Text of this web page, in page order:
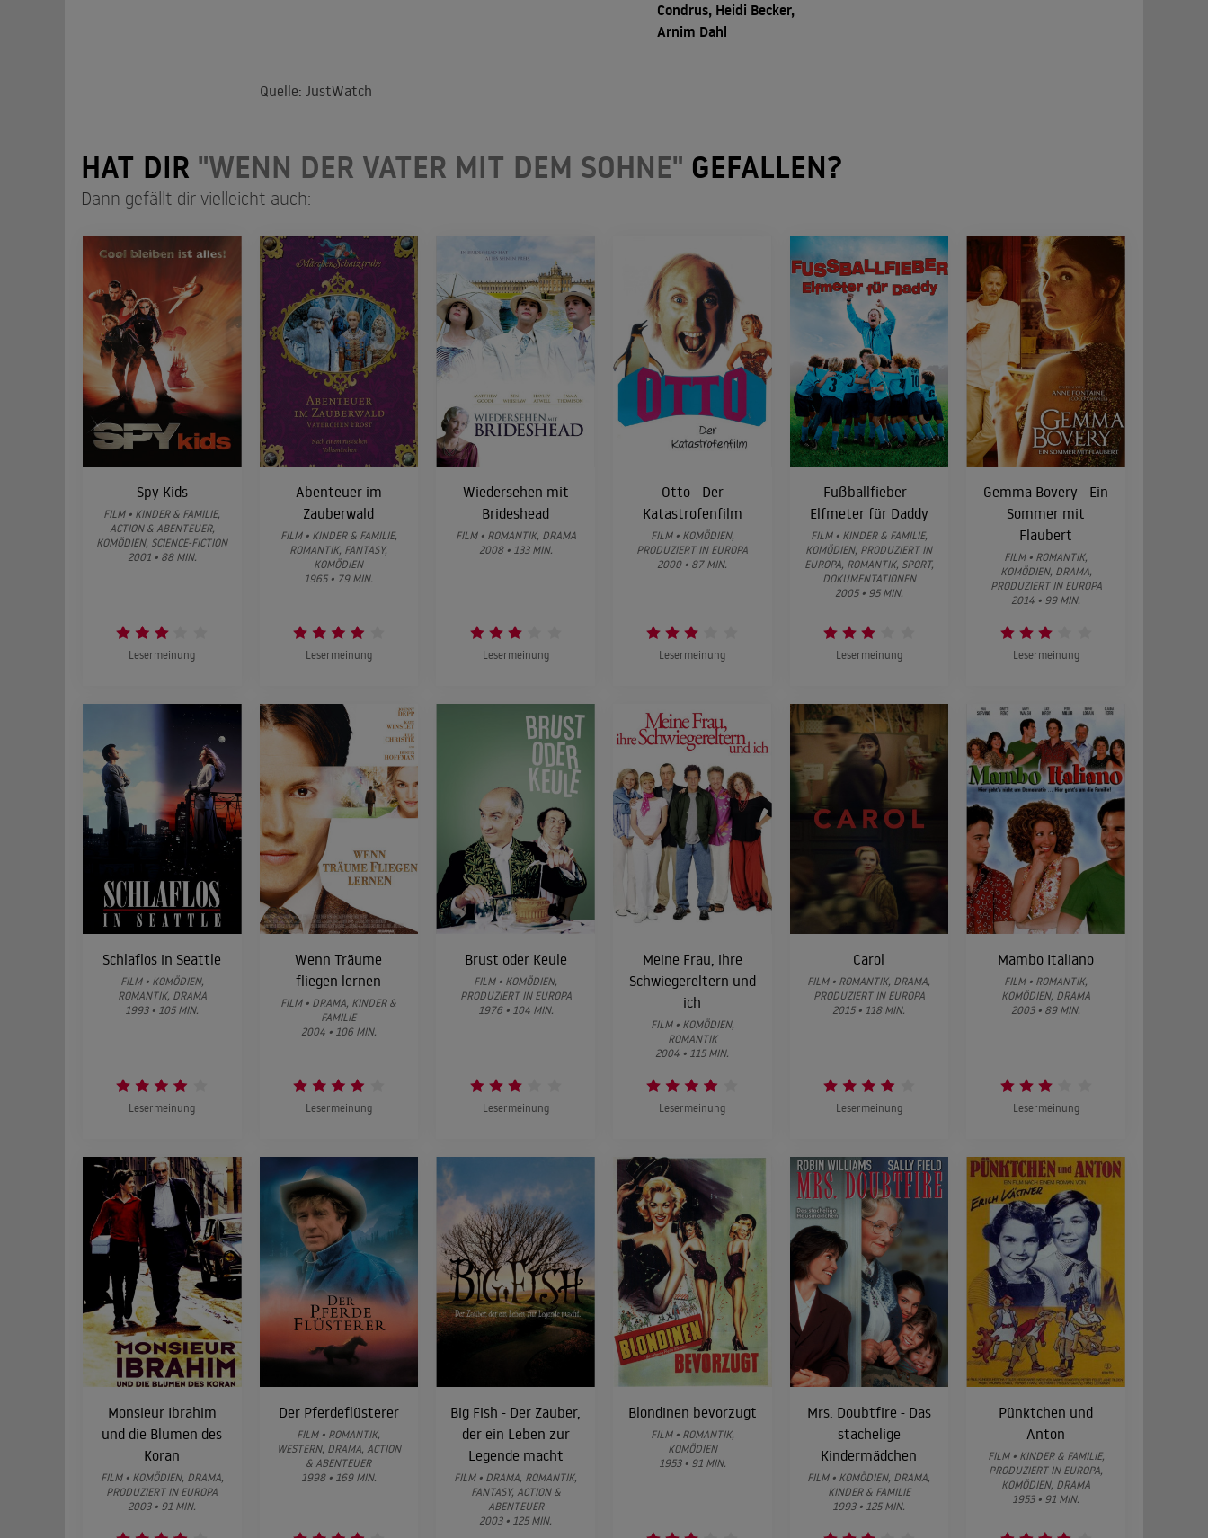
Condrus, Heidi Becker,
Arnim Dahl
Quelle: JustWatch
HAT DIR "WENN DER VATER MIT DEM SOHNE" GEFALLEN?
Dann gefällt dir vielleicht auch:
Spy Kids
FILM • KINDER & FAMILIE,
ACTION & ABENTEUER,
KOMÖDIEN, SCIENCE-FICTION
2001 • 88 MIN.
Lesermeinung
Abenteuer im
Zauberwald
FILM • KINDER & FAMILIE,
ROMANTIK, FANTASY,
KOMÖDIEN
1965 • 79 MIN.
Lesermeinung
Wiedersehen mit
Brideshead
FILM • ROMANTIK, DRAMA
2008 • 133 MIN.
Lesermeinung
Otto - Der
Katastrofenfilm
FILM • KOMÖDIEN,
PRODUZIERT IN EUROPA
2000 • 87 MIN.
Lesermeinung
Fußballfieber -
Elfmeter für Daddy
FILM • KINDER & FAMILIE,
KOMÖDIEN, PRODUZIERT IN
EUROPA, ROMANTIK, SPORT,
DOKUMENTATIONEN
2005 • 95 MIN.
Lesermeinung
Gemma Bovery - Ein
Sommer mit
Flaubert
FILM • ROMANTIK,
KOMÖDIEN, DRAMA,
PRODUZIERT IN EUROPA
2014 • 99 MIN.
Lesermeinung
Schlaflos in Seattle
FILM • KOMÖDIEN,
ROMANTIK, DRAMA
1993 • 105 MIN.
Lesermeinung
Wenn Träume
fliegen lernen
FILM • DRAMA, KINDER &
FAMILIE
2004 • 106 MIN.
Lesermeinung
Brust oder Keule
FILM • KOMÖDIEN,
PRODUZIERT IN EUROPA
1976 • 104 MIN.
Lesermeinung
Meine Frau, ihre
Schwiegereltern und
ich
FILM • KOMÖDIEN,
ROMANTIK
2004 • 115 MIN.
Lesermeinung
Carol
FILM • ROMANTIK, DRAMA,
PRODUZIERT IN EUROPA
2015 • 118 MIN.
Lesermeinung
Mambo Italiano
FILM • ROMANTIK,
KOMÖDIEN, DRAMA
2003 • 89 MIN.
Lesermeinung
Monsieur Ibrahim
und die Blumen des
Koran
FILM • KOMÖDIEN, DRAMA,
PRODUZIERT IN EUROPA
2003 • 91 MIN.
Der Pferdeflüsterer
FILM • ROMANTIK,
WESTERN, DRAMA, ACTION
& ABENTEUER
1998 • 169 MIN.
Big Fish - Der Zauber,
der ein Leben zur
Legende macht
FILM • DRAMA, ROMANTIK,
FANTASY, ACTION &
ABENTEUER
2003 • 125 MIN.
Blondinen bevorzugt
FILM • ROMANTIK,
KOMÖDIEN
1953 • 91 MIN.
Mrs. Doubtfire - Das
stachelige
Kindermädchen
FILM • KOMÖDIEN, DRAMA,
KINDER & FAMILIE
1993 • 125 MIN.
Pünktchen und
Anton
FILM • KINDER & FAMILIE,
PRODUZIERT IN EUROPA,
KOMÖDIEN, DRAMA
1953 • 91 MIN.